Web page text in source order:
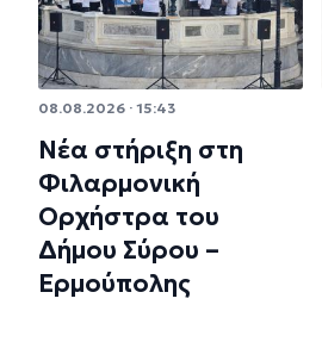
08.08.2026 · 15:43
Νέα στήριξη στη
Φιλαρμονική
Ορχήστρα του
Δήμου Σύρου –
Ερμούπολης